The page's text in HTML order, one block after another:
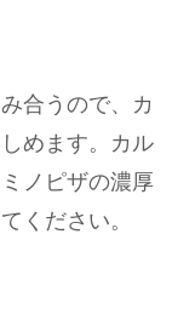
合うので、カ
めます。カル
ノピザの濃厚
ください。